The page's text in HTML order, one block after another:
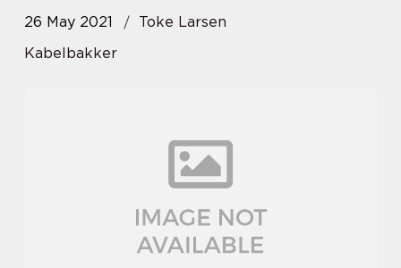
26 May 2021
Toke Larsen
Kabelbakker